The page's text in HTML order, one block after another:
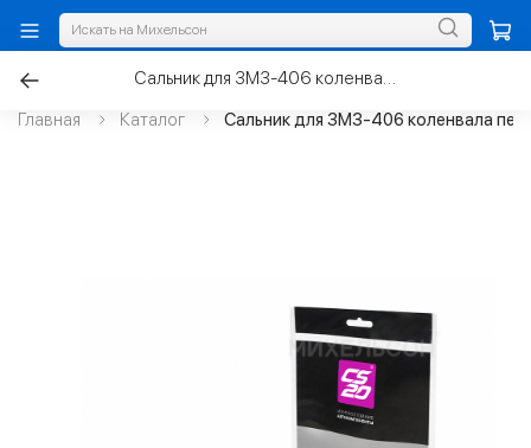
Главная Каталог Сальник для ЗМЗ-406 коленвала